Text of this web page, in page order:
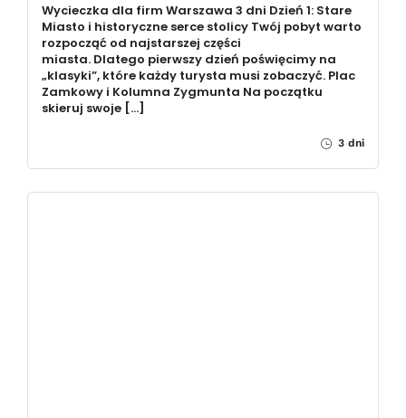
Wycieczka dla firm Warszawa 3 dni Dzień 1: Stare
Miasto i historyczne serce stolicy Twój pobyt warto
rozpocząć od najstarszej części
miasta. Dlatego pierwszy dzień poświęcimy na
„klasyki”, które każdy turysta musi zobaczyć. Plac
Zamkowy i Kolumna Zygmunta Na początku
skieruj swoje […]
3 dni